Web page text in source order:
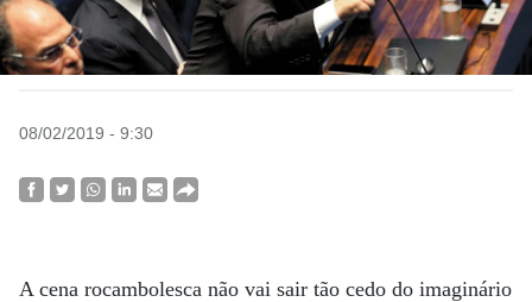
08/02/2019 - 9:30
A cena rocambolesca não vai sair tão cedo do imaginário